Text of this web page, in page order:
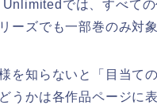
では、すべての
ーズでも一部巻のみ対
を知らないと「目当て
うかは各作品ページに